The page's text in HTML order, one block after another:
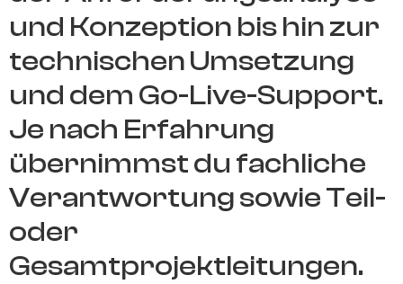
und Konzeption bis hin zur
technischen Umsetzung
und dem Go-Live-Support.
Je nach Erfahrung
übernimmst du fachliche
Verantwortung sowie Teil-
oder
Gesamtprojektleitungen.